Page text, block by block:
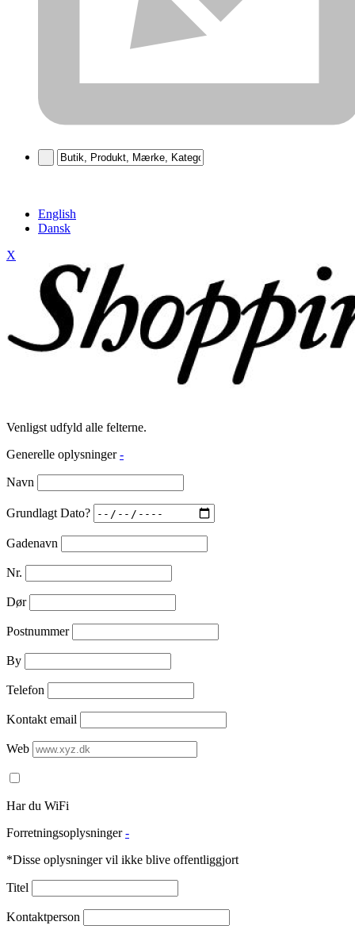
English
Dansk
X
Venligst udfyld alle felterne.
Generelle oplysninger -
Navn
Grundlagt Dato?
Gadenavn
Nr.
Dør
Postnummer
By
Telefon
Kontakt email
Web
Har du WiFi
Forretningsoplysninger -
*Disse oplysninger vil ikke blive offentliggjort
Titel
Kontaktperson